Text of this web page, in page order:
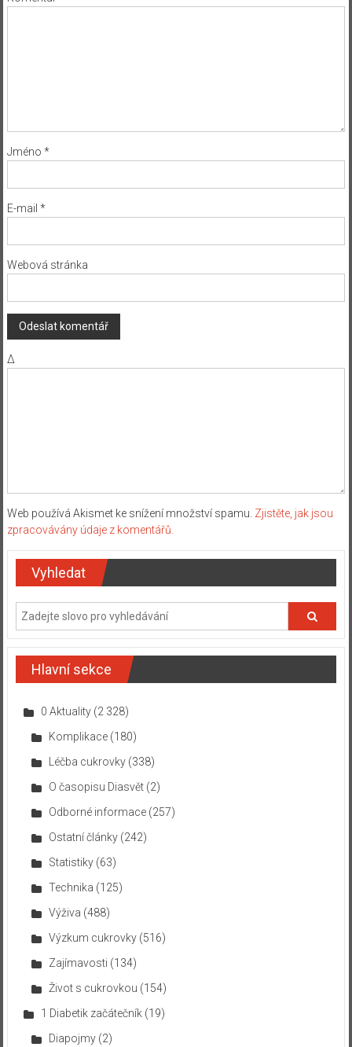
Jméno *
E-mail *
Webová stránka
Δ
Web používá Akismet ke snížení množství spamu. Zjistěte, jak jsou
zpracovávány údaje z komentářů.
Vyhledat
Hlavní sekce
0 Aktuality(2 328)
Komplikace(180)
Léčba cukrovky(338)
O časopisu Diasvět(2)
Odborné informace(257)
Ostatní články(242)
Statistiky(63)
Technika (125)
Výživa (488)
Výzkum cukrovky(516)
Zajímavosti (134)
Život s cukrovkou (154)
1 Diabetik začátečník(19)
Diapojmy(2)